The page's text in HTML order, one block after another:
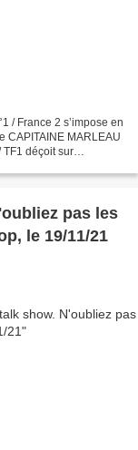
/ France 2 s’impose en
CAPITAINE MARLEAU
déçoit sur
pas les
le 19/11/21